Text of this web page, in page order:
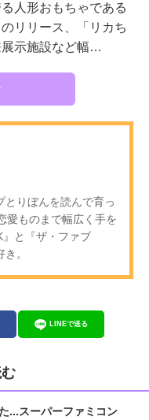
人形おもちゃである
リリース、「リカち
展示施設など幅…
とりぼんを読んで育っ
愛ものまで幅広く手を
と『ザ・ファブ
。
LINEで送る
...スーパーファミコン